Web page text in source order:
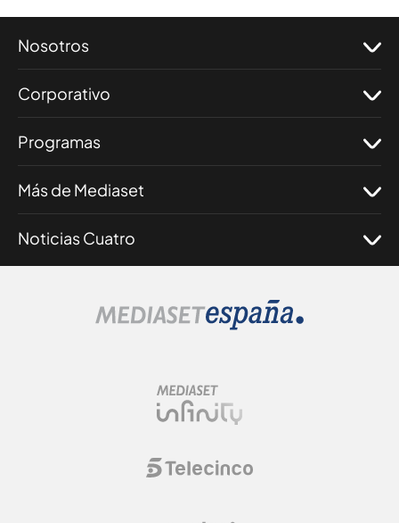
Nosotros
Corporativo
Programas
Más de Mediaset
Noticias Cuatro